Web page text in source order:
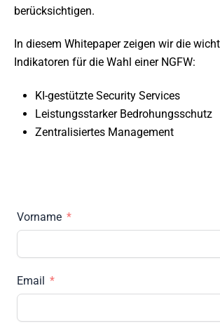
berücksichtigen.
In diesem Whitepaper zeigen wir die
Indikatoren für die Wahl einer NGFW:
KI-gestützte Security Services
Leistungsstarker Bedrohungsschutz
Zentralisiertes Management
Vorname
Email